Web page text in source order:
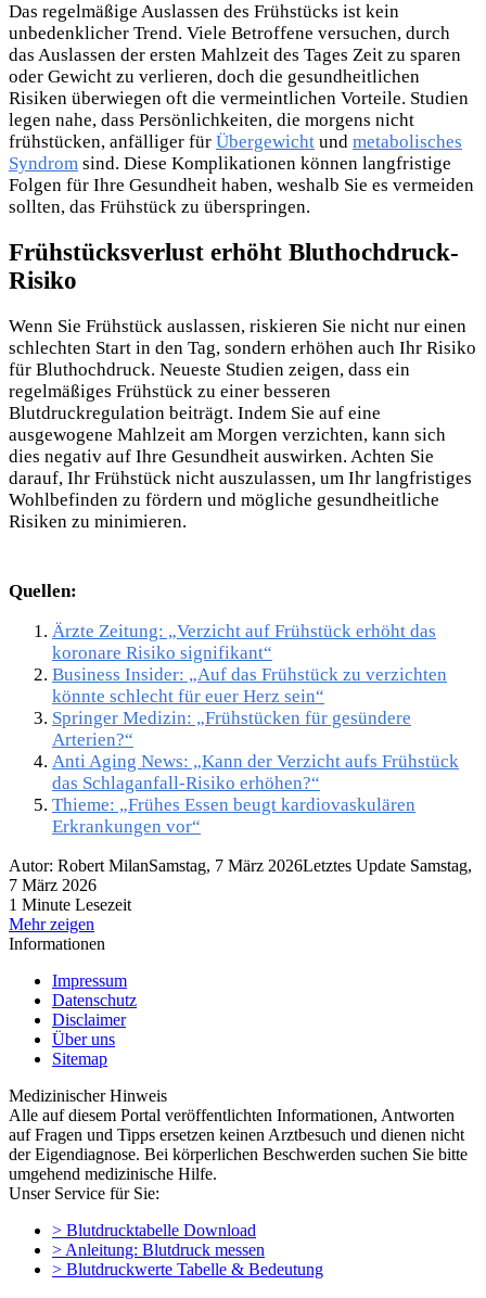
Das regelmäßige Auslassen des Frühstücks ist kein
unbedenklicher Trend. Viele Betroffene versuchen, durch
das Auslassen der ersten Mahlzeit des Tages Zeit zu sparen
oder Gewicht zu verlieren, doch die gesundheitlichen
Risiken überwiegen oft die vermeintlichen Vorteile. Studien
legen nahe, dass Persönlichkeiten, die morgens nicht
frühstücken, anfälliger für Übergewicht und metabolisches
Syndrom sind. Diese Komplikationen können langfristige
Folgen für Ihre Gesundheit haben, weshalb Sie es vermeiden
sollten, das Frühstück zu überspringen.
Frühstücksverlust erhöht Bluthochdruck-
Risiko
Wenn Sie Frühstück auslassen, riskieren Sie nicht nur einen
schlechten Start in den Tag, sondern erhöhen auch Ihr Risiko
für Bluthochdruck. Neueste Studien zeigen, dass ein
regelmäßiges Frühstück zu einer besseren
Blutdruckregulation beiträgt. Indem Sie auf eine
ausgewogene Mahlzeit am Morgen verzichten, kann sich
dies negativ auf Ihre Gesundheit auswirken. Achten Sie
darauf, Ihr Frühstück nicht auszulassen, um Ihr langfristiges
Wohlbefinden zu fördern und mögliche gesundheitliche
Risiken zu minimieren.
Quellen:
Ärzte Zeitung: „Verzicht auf Frühstück erhöht das
koronare Risiko signifikant“
Business Insider: „Auf das Frühstück zu verzichten
könnte schlecht für euer Herz sein“
Springer Medizin: „Frühstücken für gesündere
Arterien?“
Anti Aging News: „Kann der Verzicht aufs Frühstück
das Schlaganfall-Risiko erhöhen?“
Thieme: „Frühes Essen beugt kardiovaskulären
Erkrankungen vor“
Autor: Robert MilanSamstag, 7 März 2026Letztes Update Samstag,
7 März 2026
1 Minute Lesezeit
Mehr zeigen
Informationen
Impressum
Datenschutz
Disclaimer
Über uns
Sitemap
Medizinischer Hinweis
Alle auf diesem Portal veröffentlichten Informationen, Antworten
auf Fragen und Tipps ersetzen keinen Arztbesuch und dienen nicht
der Eigendiagnose. Bei körperlichen Beschwerden suchen Sie bitte
umgehend medizinische Hilfe.
Unser Service für Sie:
> Blutdrucktabelle Download
> Anleitung: Blutdruck messen
> Blutdruckwerte Tabelle & Bedeutung